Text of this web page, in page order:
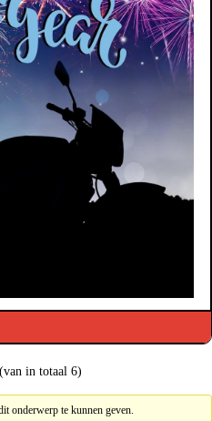
in totaal 6)
onderwerp te kunnen geven.